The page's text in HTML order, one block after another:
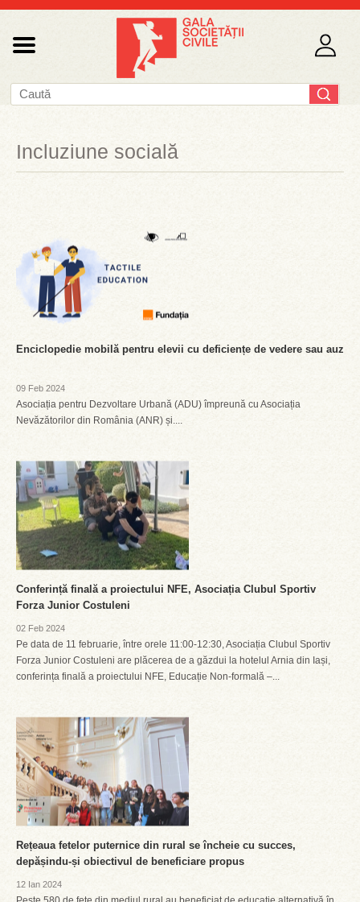
Incluziune socială
Enciclopedie mobilă pentru elevii cu deficiențe de vedere sau auz
09 Feb 2024
Asociația pentru Dezvoltare Urbană (ADU) împreună cu Asociația
Nevăzătorilor din România (ANR) și....
Conferință finală a proiectului NFE, Asociația Clubul Sportiv
Forza Junior Costuleni
02 Feb 2024
Pe data de 11 februarie, între orele 11:00-12:30, Asociația Clubul Sportiv
Forza Junior Costuleni are plăcerea de a găzdui la hotelul Arnia din Iași,
conferința finală a proiectului NFE, Educație Non-formală –...
Rețeaua fetelor puternice din rural se încheie cu succes,
depășindu-și obiectivul de beneficiare propus
12 Ian 2024